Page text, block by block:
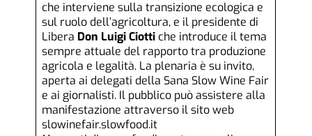
che interviene sulla transizione ecologica e
sul ruolo dell’agricoltura, e il presidente di
Libera Don Luigi Ciotti che introduce il tema
sempre attuale del rapporto tra produzione
agricola e legalità. La plenaria è su invito,
aperta ai delegati della Sana Slow Wine Fair
e ai giornalisti. Il pubblico può assistere alla
manifestazione attraverso il sito web
slowinefair.slowfood.it